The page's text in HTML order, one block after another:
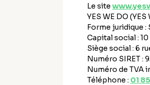
Le site
YES WE DO
Forme juridique
Capital social :
Siège social : 6
Numéro SIRET :
Numéro de TVA
Téléphone : 01